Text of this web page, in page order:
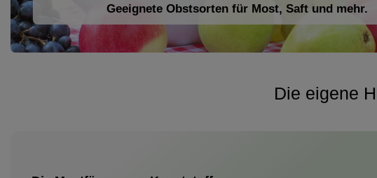
Geeignete Obstsorten für Most, Saft und mehr.
Die eigene